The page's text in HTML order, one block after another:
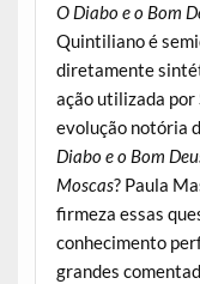
O Diabo e o Bom
Quintiliano é
diretamente
ação utilizada por
evolução notória
Diabo e o Bom
Moscas? Paula
firmeza essas
conhecimento
grandes